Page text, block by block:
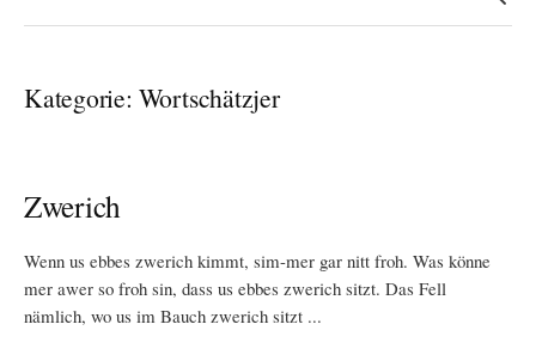
Kategorie: Wortschätzjer
Zwerich
Wenn us ebbes zwerich kimmt, sim-mer gar nitt froh. Was könne
mer awer so froh sin, dass us ebbes zwerich sitzt. Das Fell
nämlich, wo us im Bauch zwerich sitzt ...